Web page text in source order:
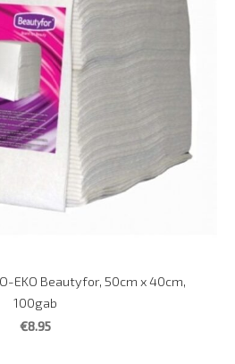
EKO Beautyfor, 50сm x 40cm,
100gab
€8.95